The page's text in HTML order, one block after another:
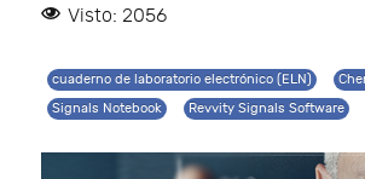
Visto: 2056
cuaderno de laboratorio electrónico (ELN)
Signals Notebook
Revvity Signals Software